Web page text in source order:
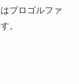
プロゴルファ
。